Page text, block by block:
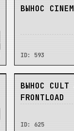
НЕТ
ВЫНОС
ID: 593
НЕТ
ВЫНОС CULT
FRONTLOAD
ID: 625